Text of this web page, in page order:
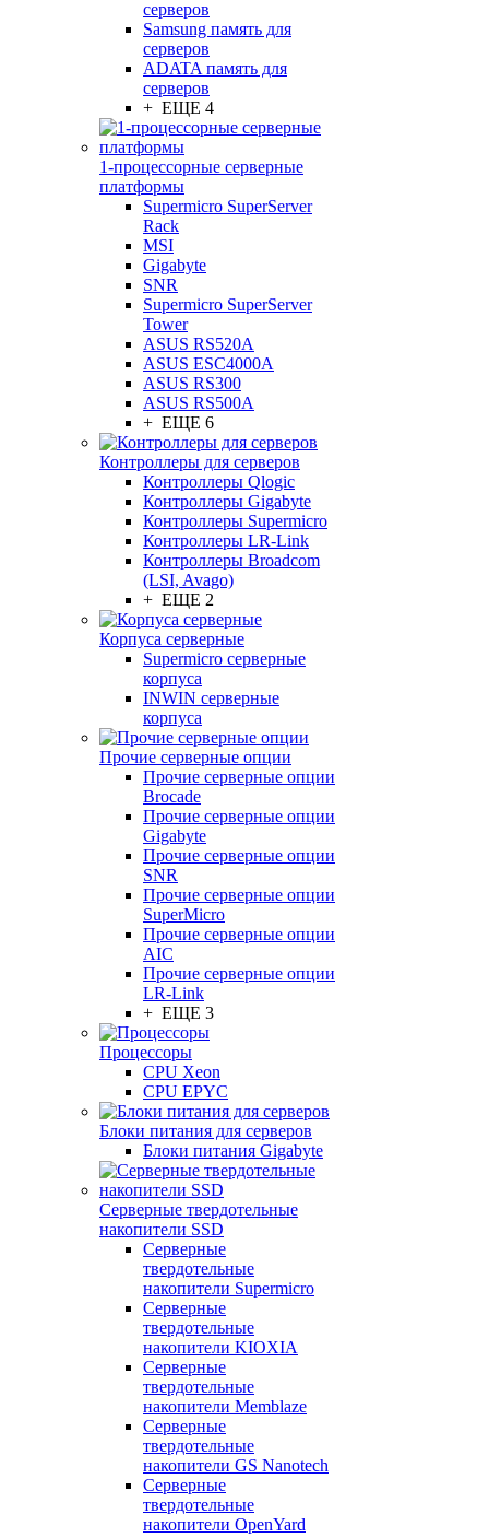
серверов
Samsung память для
серверов
ADATA память для
серверов
+ ЕЩЕ 4
1-процессорные серверные
платформы
Supermicro SuperServer
Rack
MSI
Gigabyte
SNR
Supermicro SuperServer
Tower
ASUS RS520A
ASUS ESC4000A
ASUS RS300
ASUS RS500A
+ ЕЩЕ 6
Контроллеры для серверов
Контроллеры Qlogic
Контроллеры Gigabyte
Контроллеры Supermicro
Контроллеры LR-Link
Контроллеры Broadcom
(LSI, Avago)
+ ЕЩЕ 2
Корпуса серверные
Supermicro серверные
корпуса
INWIN серверные
корпуса
Прочие серверные опции
Прочие серверные опции
Brocade
Прочие серверные опции
Gigabyte
Прочие серверные опции
SNR
Прочие серверные опции
SuperMicro
Прочие серверные опции
AIC
Прочие серверные опции
LR-Link
+ ЕЩЕ 3
Процессоры
CPU Xeon
CPU EPYC
Блоки питания для серверов
Блоки питания Gigabyte
Серверные твердотельные
накопители SSD
Cерверные
твердотельные
накопители Supermicro
Cерверные
твердотельные
накопители KIOXIA
Cерверные
твердотельные
накопители Memblaze
Cерверные
твердотельные
накопители GS Nanotech
Серверные
твердотельные
накопители OpenYard